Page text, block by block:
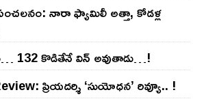
నారా ఫ్యామిలీ అత్తా, కోడ‌ళ్ల
132 కొడితేనే విన్ అవుతాడు…!
ప్రియదర్శి ‘సుయోధన’ రివ్యూ.. !